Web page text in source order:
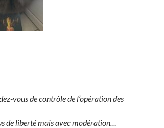
vous de contrôle de l’opération des
de liberté mais avec modération…